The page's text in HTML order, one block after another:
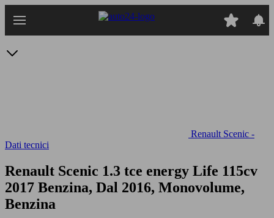
Renault Scenic -
Dati tecnici
Renault Scenic 1.3 tce energy Life 115cv
2017 Benzina, Dal 2016, Monovolume,
Benzina